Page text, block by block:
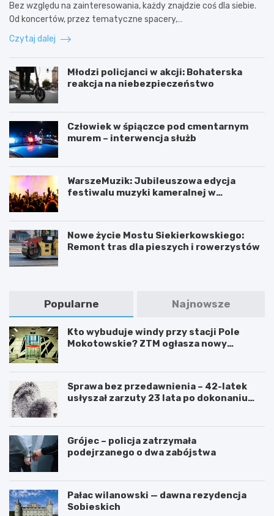
Bez względu na zainteresowania, każdy znajdzie coś dla siebie.
Od koncertów, przez tematyczne spacery,…
Czytaj dalej
Młodzi policjanci w akcji: Bohaterska
reakcja na niebezpieczeństwo
Człowiek w śpiączce pod cmentarnym
murem – interwencja służb
WarszeMuzik: Jubileuszowa edycja
festiwalu muzyki kameralnej w
Nowe życie Mostu Siekierkowskiego:
Remont tras dla pieszych i rowerzystów
Popularne Najnowsze
Kto wybuduje windy przy stacji Pole
Mokotowskie? ZTM ogłasza nowy
Sprawa bez przedawnienia – 42-latek
usłyszał zarzuty 23 lata po dokonaniu
Grójec – policja zatrzymała
podejrzanego o dwa zabójstwa
Pałac wilanowski — dawna rezydencja
Sobieskich